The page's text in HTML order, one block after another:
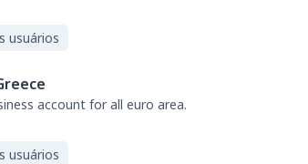
usuários
account for all euro area.
usuários